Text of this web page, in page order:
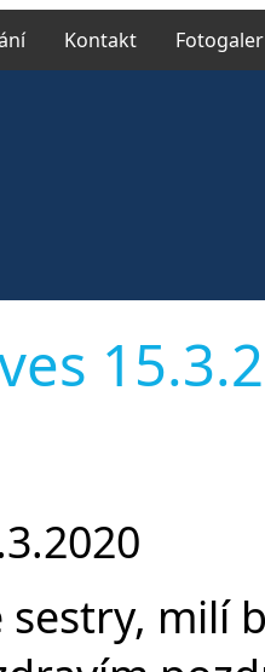
Kontakt
sestry, milí